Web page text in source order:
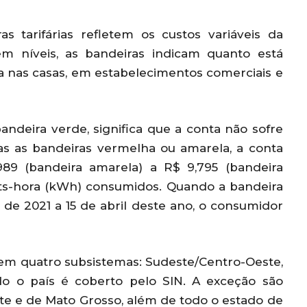
tarifárias refletem os custos variáveis da
níveis, as bandeiras indicam quanto está
casas, em estabelecimentos comerciais e
verde, significa que a conta não sofre
as bandeiras vermelha ou amarela, a conta
(bandeira amarela) a R$ 9,795 (bandeira
hora (kWh) consumidos. Quando a bandeira
2021 a 15 de abril deste ano, o consumidor
quatro subsistemas: Sudeste/Centro-Oeste,
o país é coberto pelo SIN. A exceção são
e de Mato Grosso, além de todo o estado de